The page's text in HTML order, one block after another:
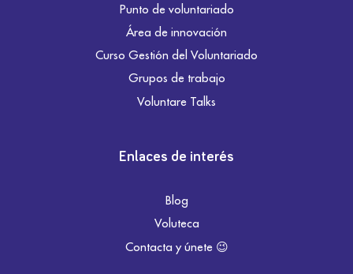
Punto de voluntariado
Área de innovación
Curso Gestión del Voluntariado
Grupos de trabajo
Voluntare Talks
Enlaces de interés
Blog
Voluteca
Contacta y únete 😉